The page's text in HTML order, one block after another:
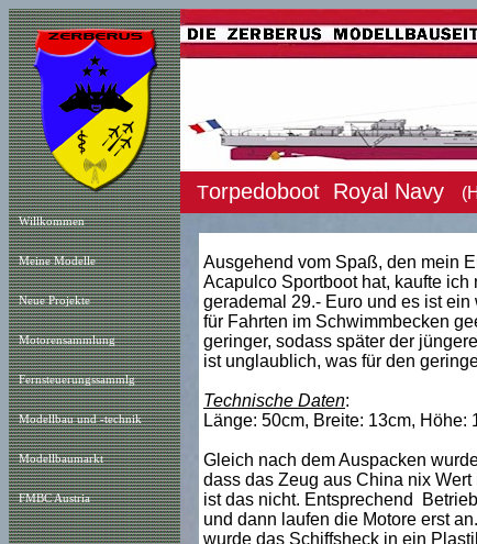
Willkommen
Meine Modelle
Neue Projekte
Motorensammlung
Fernsteuerungssammlg
Modellbau und -technik
Modellbaumarkt
FMBC Austria
Torpedoboot Royal Navy
Ausgehend vom Spaß, den mein
Acapulco Sportboot hat, kaufte
gerademal 29.- Euro und es ist
für Fahrten im Schwimmbecken
geringer, sodass später der
ist unglaublich, was für den
Technische Daten:
Länge: 50cm, Breite: 13cm,
Gleich nach dem Auspacken
dass das Zeug aus China nix
ist das nicht. Entsprechend
und dann laufen die Motore erst
wurde das Schiffsheck in ein